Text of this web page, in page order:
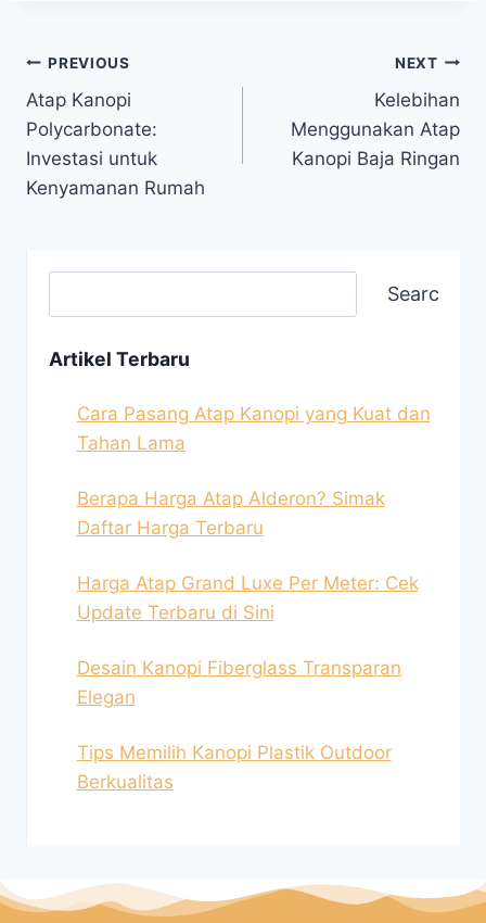
PREVIOUS
Atap Kanopi
Polycarbonate:
Investasi untuk
Kenyamanan Rumah
NEXT
Kelebihan
Menggunakan Atap
Kanopi Baja Ringan
Search
Artikel Terbaru
Cara Pasang Atap Kanopi yang Kuat dan
Tahan Lama
Berapa Harga Atap Alderon? Simak
Daftar Harga Terbaru
Harga Atap Grand Luxe Per Meter: Cek
Update Terbaru di Sini
Desain Kanopi Fiberglass Transparan
Elegan
Tips Memilih Kanopi Plastik Outdoor
Berkualitas